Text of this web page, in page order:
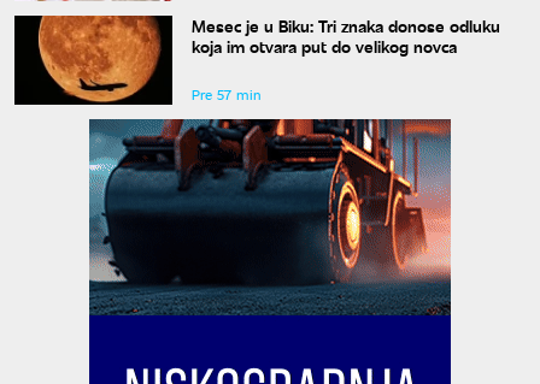
Mesec je u Biku: Tri znaka donose odluku
koja im otvara put do velikog novca
Pre 57 min